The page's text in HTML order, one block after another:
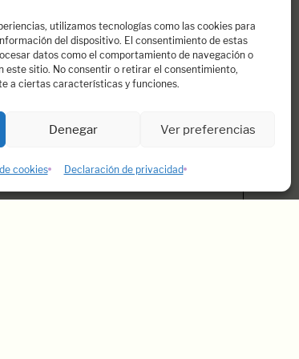
utilizamos tecnologías como las cookies para
del dispositivo. El consentimiento de estas
datos como el comportamiento de navegación o
este sitio. No consentir o retirar el consentimiento,
a ciertas características y funciones.
Denegar Ver preferencias
cookies Declaración de privacidad